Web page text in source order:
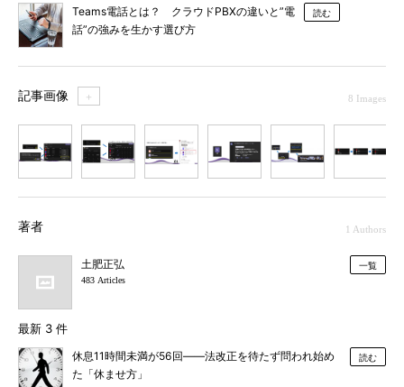
Teams電話とは？ クラウドPBXの違いと”電
話”の強みを生かす選び方
読む
記事画像 ＋ 8 Images
著者 1 Authors
土肥正弘
483 Articles
一覧
最新 3 件
休息11時間未満が56回――法改正を待たず問われ始め
た「休ませ方」
読む